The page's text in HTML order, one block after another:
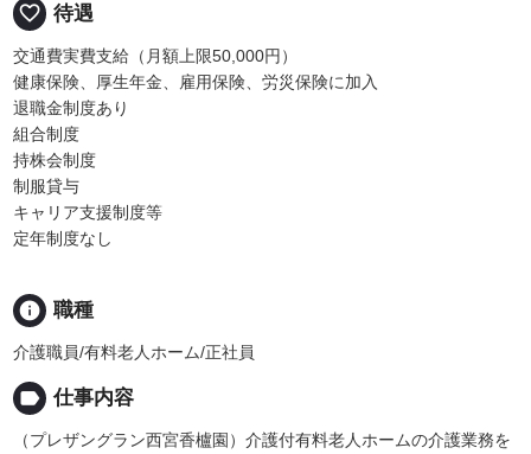
favorite_border 待遇
交通費実費支給（月額上限50,000円）
健康保険、厚生年金、雇用保険、労災保険に加入
退職金制度あり
組合制度
持株会制度
制服貸与
キャリア支援制度等
定年制度なし
info 職種
介護職員/有料老人ホーム/正社員
label 仕事内容
（プレザングラン西宮香櫨園）介護付有料老人ホームの介護業務を